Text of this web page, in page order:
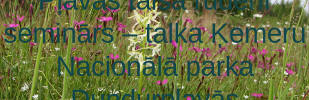
seminārs – talka Ķemeru
Nacionālā parka